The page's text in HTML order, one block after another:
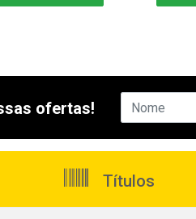
ofertas!
Títulos